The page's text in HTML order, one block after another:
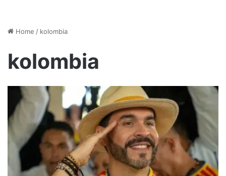
Home / kolombia
kolombia